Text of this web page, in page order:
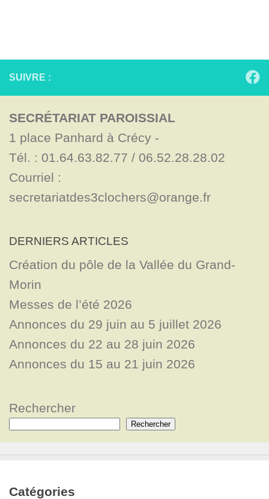
SUIVRE :
SECRÉTARIAT PAROISSIAL
1 place Panhard à Crécy -
Tél. : 01.64.63.82.77 / 06.52.28.28.02
Courriel :
secretariatdes3clochers@orange.fr
DERNIERS ARTICLES
Création du pôle de la Vallée du Grand-
Morin
Messes de l’été 2026
Annonces du 29 juin au 5 juillet 2026
Annonces du 22 au 28 juin 2026
Annonces du 15 au 21 juin 2026
Rechercher
Rechercher
Catégories